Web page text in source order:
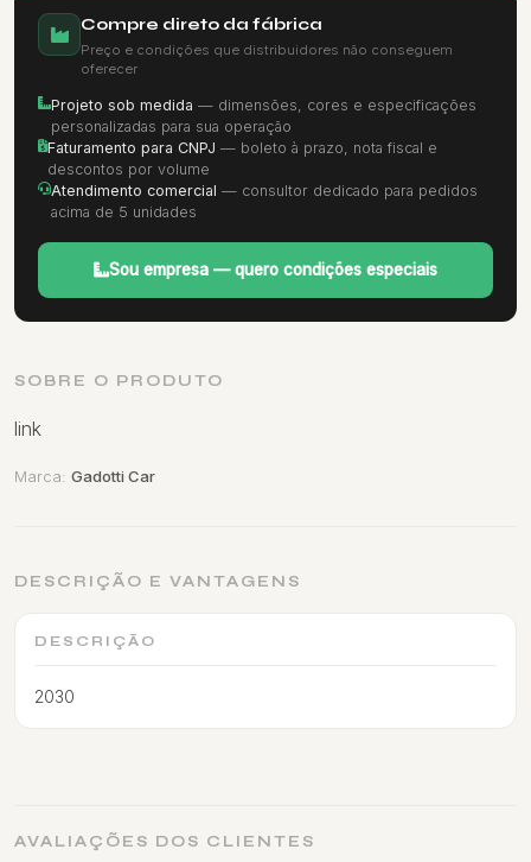
Compre direto da fábrica
Preço e condições que distribuidores não conseguem
oferecer
Projeto sob medida — dimensões, cores e especificações
personalizadas para sua operação
Faturamento para CNPJ — boleto à prazo, nota fiscal e
descontos por volume
Atendimento comercial — consultor dedicado para pedidos
acima de 5 unidades
Sou empresa — quero condições especiais
SOBRE O PRODUTO
link
Marca: Gadotti Car
DESCRIÇÃO E VANTAGENS
DESCRIÇÃO
2030
AVALIAÇÕES DOS CLIENTES